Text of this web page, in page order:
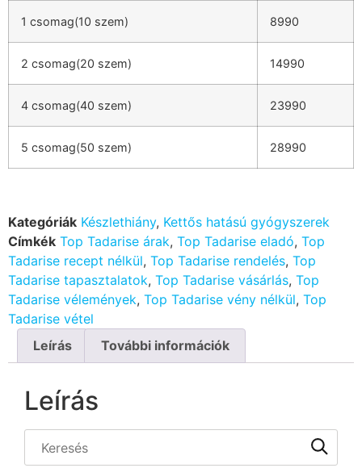
1 csomag(10 szem) 8990
2 csomag(20 szem) 14990
4 csomag(40 szem) 23990
5 csomag(50 szem) 28990
Kategóriák Készlethiány, Kettős hatású gyógyszerek
Címkék Top Tadarise árak, Top Tadarise eladó, Top
Tadarise recept nélkül, Top Tadarise rendelés, Top
Tadarise tapasztalatok, Top Tadarise vásárlás, Top
Tadarise vélemények, Top Tadarise vény nélkül, Top
Tadarise vétel
Leírás
További információk
Leírás